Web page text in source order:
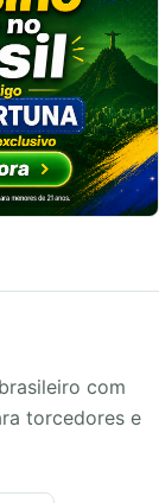
com
torcedores e